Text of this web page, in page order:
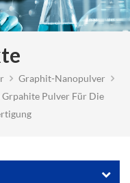
Graphit-Nanopulver
Pulver Für Die